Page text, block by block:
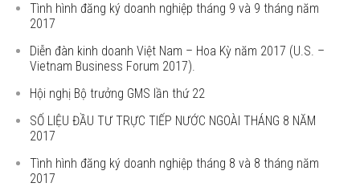
Tình hình đăng ký doanh nghiệp tháng 9 và 9 tháng năm
2017
Diễn đàn kinh doanh Việt Nam – Hoa Kỳ năm 2017 (U.S. –
Vietnam Business Forum 2017).
Hội nghị Bộ trưởng GMS lần thứ 22
SỐ LIỆU ĐẦU TƯ TRỰC TIẾP NƯỚC NGOÀI THÁNG 8 NĂM
2017
Tình hình đăng ký doanh nghiệp tháng 8 và 8 tháng năm
2017